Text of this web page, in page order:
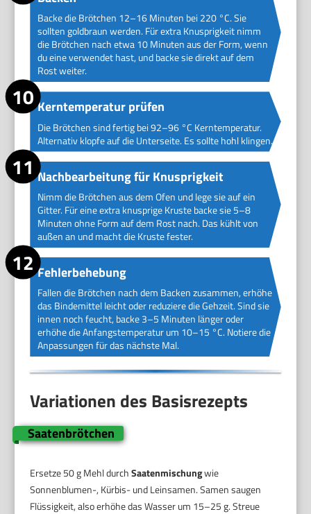
Backe die Brötchen 12–16 Minuten bei 220 °C. Sie
sollten goldbraun werden. Für extra Knusprigkeit nimm
die Brötchen nach etwa 10 Minuten aus der Form, wenn
du eine verwendet hast, und backe sie direkt auf dem
Rost weiter.
Kerntemperatur prüfen
Die Brötchen sind fertig bei 92–96 °C Kerntemperatur.
Alternativ klopfe auf die Unterseite. Es sollte hohl klingen.
Nachbearbeitung für Knusprigkeit
Nimm die Brötchen aus dem Ofen und lege sie auf ein
Gitter. Für eine extra knusprige Kruste backe sie 5–8
Minuten ohne Form auf dem Rost nach. Das kühlt von
außen an und macht die Kruste fester.
Fehlerbehebung
Fallen die Brötchen nach dem Backen zusammen, erhöhe
das Bindemittel leicht oder reduziere die Gehzeit. Sind sie
innen noch feucht, backe 3–5 Minuten länger oder
erhöhe die Anfangstemperatur um 10–15 °C. Notiere die
Anpassungen für das nächste Mal.
Variationen des Basisrezepts
Saatenbrötchen
Ersetze 50 g Mehl durchSaatenmischungwie
Sonnenblumen-, Kürbis- und Leinsamen. Samen saugen
Flüssigkeit, also erhöhe das Wasser um 15–25 g. Streue